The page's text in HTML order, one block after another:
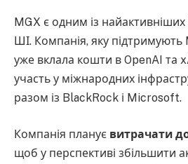
MGX є одним із найактивніших
ШІ. Компанія, яку підтримують
уже вклала кошти в OpenAI та
участь у міжнародних
разом із BlackRock і Microsoft.
Компанія планує витрачати
щоб у перспективі збільшити